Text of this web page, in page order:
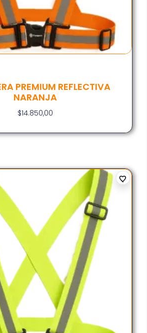
PREMIUM REFLECTIVA
NARANJA
$14.850,00